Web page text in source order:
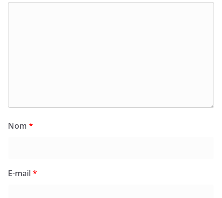
Nom *
E-mail*